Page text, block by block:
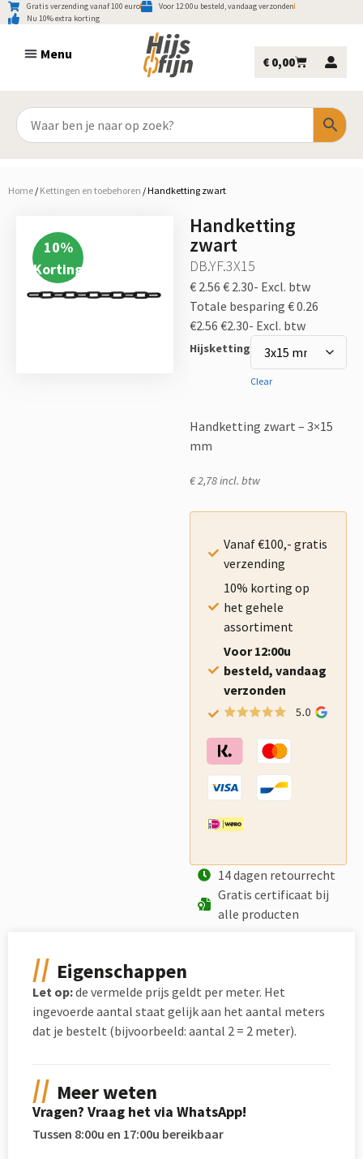
Gratis verzending vanaf 100 euro
Voor 12:00u besteld, vandaag verzonden
Nu 10% extra korting
€ 0,00
Home / Kettingen en toebehoren /Handketting zwart
10%
Korting
Handketting
zwart
DB.YF.3X15
€ 2.56 € 2.30- Excl. btw
Totale besparing € 0.26
€2.56 €2.30- Excl. btw
Hijsketting
Clear
Handketting zwart – 3×15
mm
€ 2,78 incl. btw
Vanaf €100,- gratis
verzending
10% korting op
het gehele
assortiment
Voor 12:00u
besteld, vandaag
verzonden
14 dagen retourrecht
Gratis certificaat bij
alle producten
Eigenschappen
Let op:de vermelde prijs geldt per meter. Het
ingevoerde aantal staat gelijk aan het aantal meters
dat je bestelt (bijvoorbeeld: aantal 2 = 2 meter).
Meer weten
Vragen? Vraag het via WhatsApp!
Tussen 8:00u en 17:00u bereikbaar